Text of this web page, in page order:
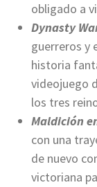
obligado a
Dynasty
guerreros y
historia
videojuego
los tres
Maldición
con una
de nuevo
victoriana